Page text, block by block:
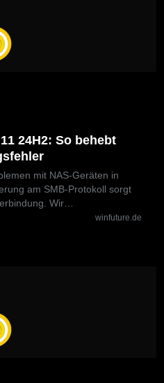
24H2: So behebt
mit NAS-Geräten in
am SMB-Protokoll sorgt
Wir…
winfuture.de